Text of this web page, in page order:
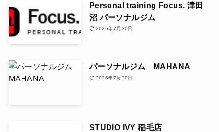
Personal training Focus. 津田
沼 パーソナルジム
2026年7月30日
パーソナルジム MAHANA
2026年7月30日
STUDIO IVY 稲毛店